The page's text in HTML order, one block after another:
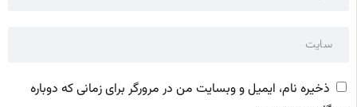
ذخیره نام، ایمیل و وبسایت من در مرورگر برای زمانی که دوباره